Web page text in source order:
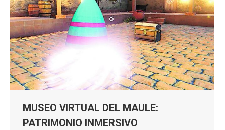
MUSEO VIRTUAL DEL MAULE:
PATRIMONIO INMERSIVO